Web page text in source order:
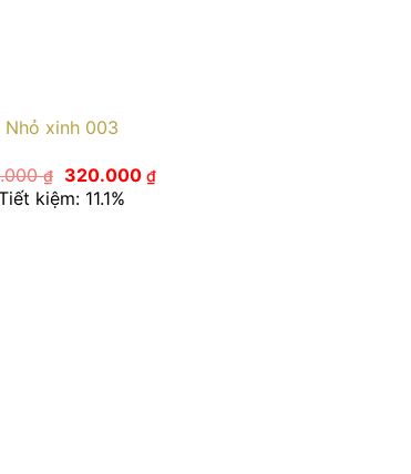
Nhỏ xinh 003
₫
Giá
gốc
là:
320.000 ₫Giá
hiện
kiệm: 11.1%